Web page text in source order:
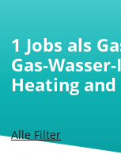
Alle Filter
1 Jobs als
Gas-
Heating